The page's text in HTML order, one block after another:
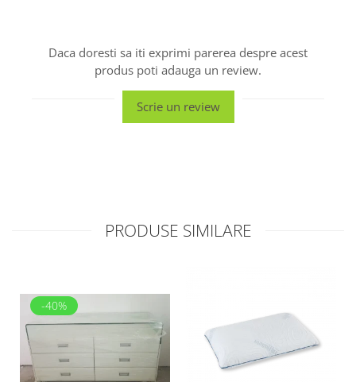
Daca doresti sa iti exprimi parerea despre acest
produs poti adauga un review.
Scrie un review
PRODUSE SIMILARE
-40%